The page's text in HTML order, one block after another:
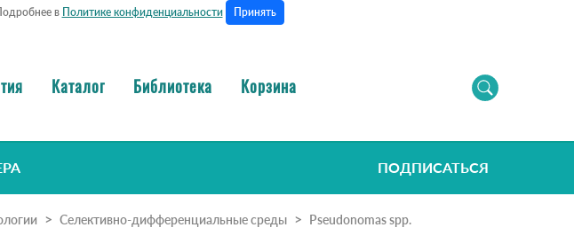
в Политике конфиденциальности Принять
Каталог Библиотека Корзина
ПОДПИСАТЬСЯ
Селективно-дифференциальные среды Pseudonomas spp.